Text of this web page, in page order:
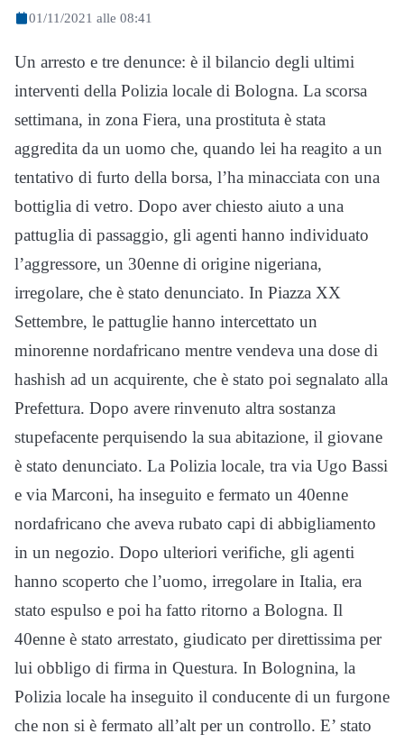
01/11/2021 alle 08:41
Un arresto e tre denunce: è il bilancio degli ultimi
interventi della Polizia locale di Bologna. La scorsa
settimana, in zona Fiera, una prostituta è stata
aggredita da un uomo che, quando lei ha reagito a un
tentativo di furto della borsa, l’ha minacciata con una
bottiglia di vetro. Dopo aver chiesto aiuto a una
pattuglia di passaggio, gli agenti hanno individuato
l’aggressore, un 30enne di origine nigeriana,
irregolare, che è stato denunciato. In Piazza XX
Settembre, le pattuglie hanno intercettato un
minorenne nordafricano mentre vendeva una dose di
hashish ad un acquirente, che è stato poi segnalato alla
Prefettura. Dopo avere rinvenuto altra sostanza
stupefacente perquisendo la sua abitazione, il giovane
è stato denunciato. La Polizia locale, tra via Ugo Bassi
e via Marconi, ha inseguito e fermato un 40enne
nordafricano che aveva rubato capi di abbigliamento
in un negozio. Dopo ulteriori verifiche, gli agenti
hanno scoperto che l’uomo, irregolare in Italia, era
stato espulso e poi ha fatto ritorno a Bologna. Il
40enne è stato arrestato, giudicato per direttissima per
lui obbligo di firma in Questura. In Bolognina, la
Polizia locale ha inseguito il conducente di un furgone
che non si è fermato all’alt per un controllo. E’ stato